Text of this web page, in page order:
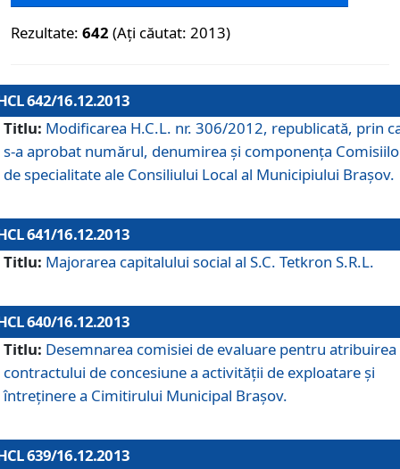
Rezultate: 642 (Ați căutat: 2013)
642/16.12.2013
Titlu: Modificarea H.C.L. nr. 306/2012, republicată, prin
s-a aprobat numărul, denumirea şi componenţa
de specialitate ale Consiliului Local al Municipiului Braşov.
641/16.12.2013
Titlu: Majorarea capitalului social al S.C. Tetkron S.R.L.
640/16.12.2013
Titlu: Desemnarea comisiei de evaluare pentru atribuirea
contractului de concesiune a activităţii de exploatare şi
întreţinere a Cimitirului Municipal Braşov.
639/16.12.2013